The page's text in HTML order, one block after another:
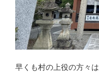
早くも村の上役の方々